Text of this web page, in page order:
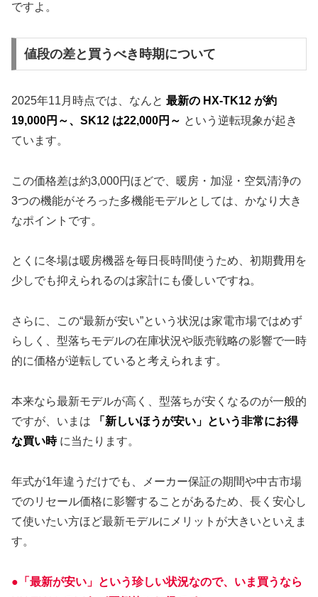
ですよ。
値段の差と買うべき時期について
2025年11月時点では、なんと 最新の HX-TK12 が約
19,000円～、SK12 は22,000円～ という逆転現象が起き
ています。
この価格差は約3,000円ほどで、暖房・加湿・空気清浄の
3つの機能がそろった多機能モデルとしては、かなり大き
なポイントです。
とくに冬場は暖房機器を毎日長時間使うため、初期費用を
少しでも抑えられるのは家計にも優しいですね。
さらに、この“最新が安い”という状況は家電市場ではめず
らしく、型落ちモデルの在庫状況や販売戦略の影響で一時
的に価格が逆転していると考えられます。
本来なら最新モデルが高く、型落ちが安くなるのが一般的
ですが、いまは
「新しいほうが安い」という非常にお得
な買い時に当たります。
年式が1年違うだけでも、メーカー保証の期間や中古市場
でのリセール価格に影響することがあるため、長く安心し
て使いたい方ほど最新モデルにメリットが大きいといえま
す。
● 「最新が安い」という珍しい状況なので、いま買うなら